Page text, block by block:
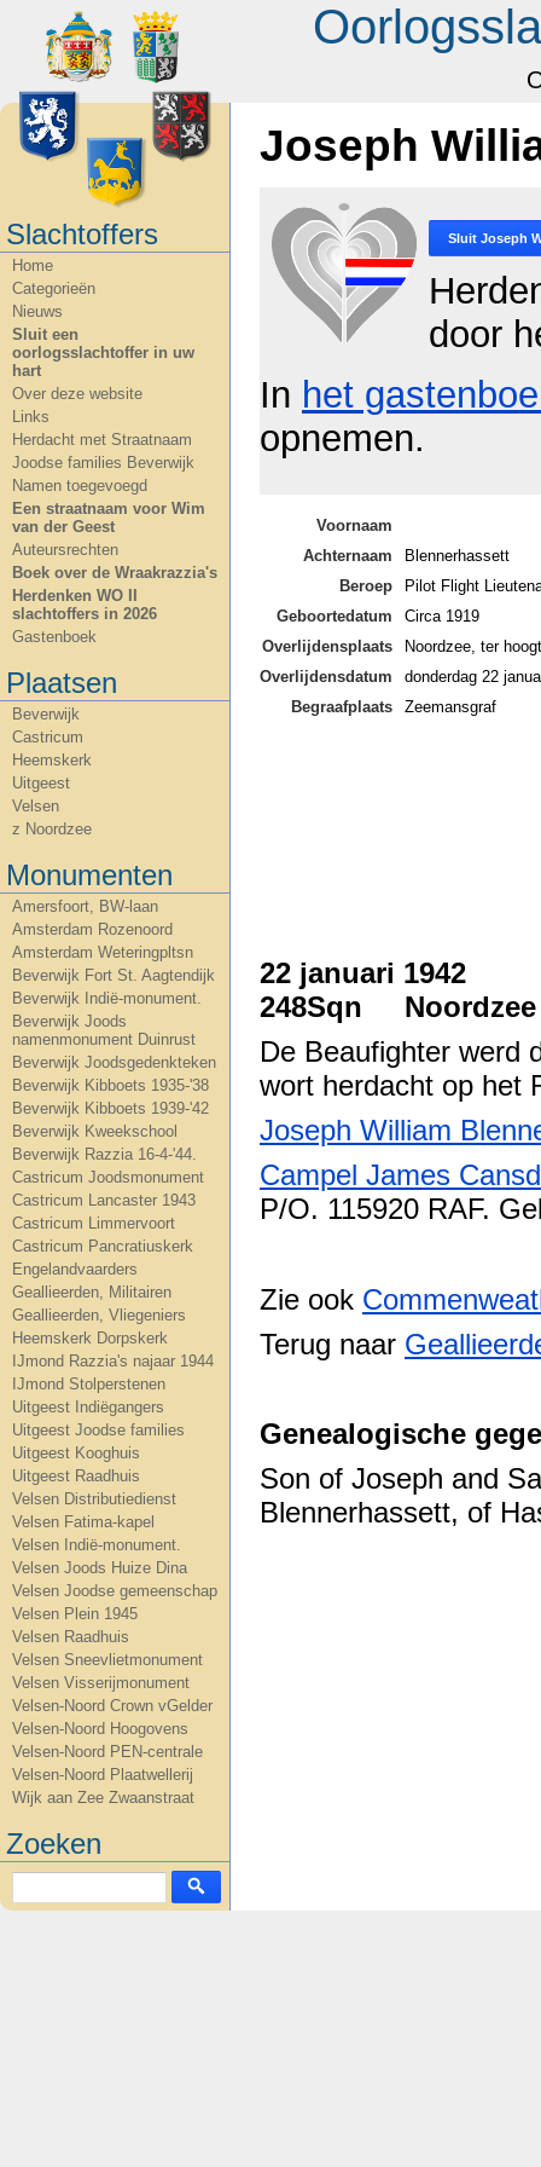
Slachtoffers
Home
Categorieën
Nieuws
Sluit een
oorlogsslachtoffer in uw
hart
Over deze website
Links
Herdacht met Straatnaam
Joodse families Beverwijk
Namen toegevoegd
Een straatnaam voor Wim
van der Geest
Auteursrechten
Boek over de Wraakrazzia's
Herdenken WO II
slachtoffers in 2026
Gastenboek
Plaatsen
Beverwijk
Castricum
Heemskerk
Uitgeest
Velsen
z Noordzee
Monumenten
Amersfoort, BW-laan
Amsterdam Rozenoord
Amsterdam Weteringpltsn
Beverwijk Fort St. Aagtendijk
Beverwijk Indië-monument.
Beverwijk Joods
namenmonument Duinrust
Beverwijk Joodsgedenkteken
Beverwijk Kibboets 1935-'38
Beverwijk Kibboets 1939-'42
Beverwijk Kweekschool
Beverwijk Razzia 16-4-'44.
Castricum Joodsmonument
Castricum Lancaster 1943
Castricum Limmervoort
Castricum Pancratiuskerk
Engelandvaarders
Geallieerden, Militairen
Geallieerden, Vliegeniers
Heemskerk Dorpskerk
IJmond Razzia's najaar 1944
IJmond Stolperstenen
Uitgeest Indiëgangers
Uitgeest Joodse families
Uitgeest Kooghuis
Uitgeest Raadhuis
Velsen Distributiedienst
Velsen Fatima-kapel
Velsen Indië-monument.
Velsen Joods Huize Dina
Velsen Joodse gemeenschap
Velsen Plein 1945
Velsen Raadhuis
Velsen Sneevlietmonument
Velsen Visserijmonument
Velsen-Noord Crown vGelder
Velsen-Noord Hoogovens
Velsen-Noord PEN-centrale
Velsen-Noord Plaatwellerij
Wijk aan Zee Zwaanstraat
Zoeken
Joseph
Sluit Joseph
door
In het
opnemen.
Voornaam
Achternaam
Blennerhassett
Beroep
Pilot Flight
Geboortedatum
Circa 1919
Overlijdensplaats
Noordzee, ter
Overlijdensdatum
donderdag 22
Begraafplaats
Zeemansgraf
22 januari 1942
248Sqn Noordzee
De Beaufighter werd
wort herdacht op het
Joseph William
Campel James
P/O. 115920 RAF.
Zie ook
Terug naar
Genealogische
Son of Joseph and
Blennerhassett, of